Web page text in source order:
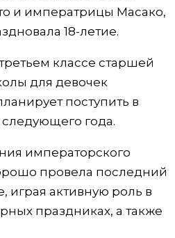
и императрицы Масако,
18-летие.
классе старшей
для девочек
поступить в
года.
императорского
провела последний
играя активную роль в
праздниках, а также